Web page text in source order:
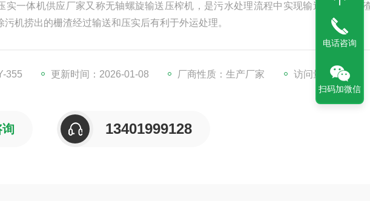
实一体机供应厂家又称无轴螺旋输送压榨机，是污水处理流程中实现输送与挤压栅
机捞出的栅渣经过输送和压实后有利于外运处理。
355 更新时间：2026-01-08 厂商性质：生产厂家 访问量：2110
13401999128
电话咨询
扫码加微信